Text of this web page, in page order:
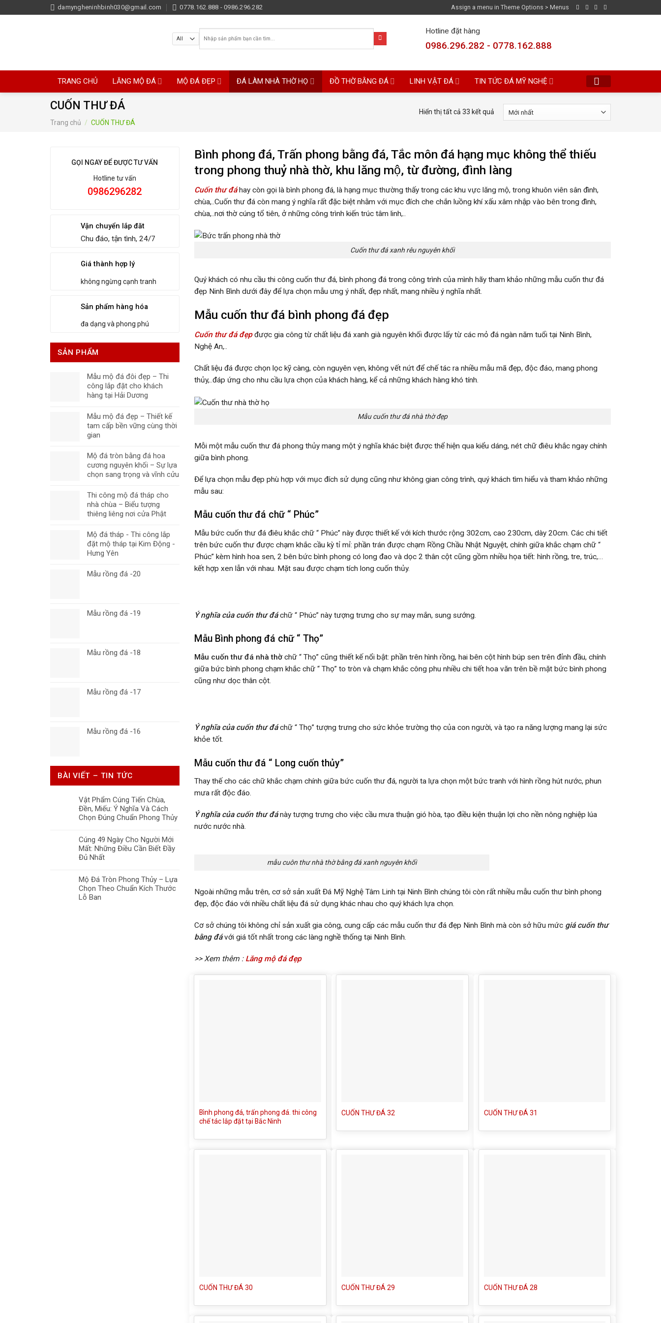
to
damyngheninhbinh030@gmail.com 0778.162.888 - 0986.296.282 Assign a menu in Theme Options > Menus
Tìm
kiếm:
Hotline đặt hàng
0986.296.282 - 0778.162.888
TRANG CHỦ LĂNG MỘ ĐÁ MỘ ĐÁ ĐẸP ĐÁ LÀM NHÀ THỜ HỌ ĐỒ THỜ BẰNG ĐÁ LINH VẬT ĐÁ TIN TỨC ĐÁ MỸ NGHỆ
CUỐN THƯ ĐÁ
Trang chủ / CUỐN THƯ ĐÁ
Hiển thị tất cả 33 kết quả
GỌI NGAY ĐỂ ĐƯỢC TƯ VẤN
Hotline tư vấn
0986296282
Vận chuyển lắp đăt
Chu đáo, tận tình, 24/7
Giá thành hợp lý
không ngừng cạnh tranh
Sản phẩm hàng hóa
đa dạng và phong phú
SẢN PHẨM
Mẫu mộ đá đôi đẹp – Thi
công lắp đặt cho khách
hàng tại Hải Dương
Mẫu mộ đá đẹp – Thiết kế
tam cấp bền vững cùng thời
gian
Mộ đá tròn bằng đá hoa
cương nguyên khối – Sự lựa
chọn sang trọng và vĩnh cửu
Thi công mộ đá tháp cho
nhà chùa – Biểu tượng
thiêng liêng nơi cửa Phật
Mộ đá tháp - Thi công lắp
đặt mộ tháp tại Kim Động -
Hưng Yên
Mẫu rồng đá -20
Mẫu rồng đá -19
Mẫu rồng đá -18
Mẫu rồng đá -17
Mẫu rồng đá -16
BÀI VIẾT – TIN TỨC
Vật Phẩm Cúng Tiến Chùa,
Đền, Miếu: Ý Nghĩa Và Cách
Chọn Đúng Chuẩn Phong Thủy
Cúng 49 Ngày Cho Người Mới
Mất: Những Điều Cần Biết Đầy
Đủ Nhất
Mộ Đá Tròn Phong Thủy – Lựa
Chọn Theo Chuẩn Kích Thước
Lỗ Ban
Bình phong đá, Trấn phong bằng đá, Tắc môn đá hạng mục không thể thiếu
trong phong thuỷ nhà thờ, khu lăng mộ, từ đường, đình làng
Cuốn thư đáhay còn gọi là bình phong đá, là hạng mục thường thấy trong các khu vực lăng mộ, trong khuôn viên sân đình,
chùa,..Cuốn thư đá còn mang ý nghĩa rất đặc biệt nhằm với mục đích che chắn luồng khí xấu xâm nhập vào bên trong đình,
chùa,..nơi thờ cúng tổ tiên, ở những công trình kiến trúc tâm linh,..
Cuốn thư đá xanh rêu nguyên khối
Quý khách có nhu cầu thi công cuốn thư đá, bình phong đá trong công trình của mình hãy tham khảo những mẫu cuốn thư đá
đẹp Ninh Bình dưới đây để lựa chọn mẫu ưng ý nhất, đẹp nhất, mang nhiều ý nghĩa nhất.
Mẫu cuốn thư đá bình phong đá đẹp
Cuốn thư đá đẹpđược gia công từ chất liệu đá xanh già nguyên khối được lấy từ các mỏ đá ngàn năm tuổi tại Ninh Bình,
Nghệ An,..
Chất liệu đá được chọn lọc kỹ càng, còn nguyên vẹn, không vết nứt để chế tác ra nhiều mẫu mã đẹp, độc đáo, mang phong
thủy,..đáp ứng cho nhu cầu lựa chọn của khách hàng, kể cả những khách hàng khó tính.
Mẫu cuốn thư đá nhà thờ đẹp
Mỗi một mẫu cuốn thư đá phong thủy mang một ý nghĩa khác biệt được thể hiện qua kiểu dáng, nét chữ điêu khắc ngay chính
giữa bình phong.
Để lựa chọn mẫu đẹp phù hợp với mục đích sử dụng cũng như không gian công trình, quý khách tìm hiểu và tham khảo những
mẫu sau:
Mẫu cuốn thư đá chữ “ Phúc”
Mẫu bức cuốn thư đá điêu khắc chữ “ Phúc” này được thiết kế với kích thước rộng 302cm, cao 230cm, dày 20cm. Các chi tiết
trên bức cuốn thư được chạm khắc cầu kỳ tỉ mỉ: phần trán được chạm Rồng Chầu Nhật Nguyệt, chính giữa khắc chạm chữ “
Phúc” kèm hình hoa sen, 2 bên bức bình phong có long đao và dọc 2 thân cột cũng gồm nhiều họa tiết: hình rồng, tre, trúc,…
kết hợp xen lẫn với nhau. Mặt sau được chạm tích long cuốn thủy.
Ý nghĩa của cuốn thư đáchữ “ Phúc” này tượng trưng cho sự may mắn, sung sướng.
Mẫu Bình phong đá chữ “ Thọ”
Mẫu cuốn thư đá nhà thờchữ “ Thọ” cũng thiết kế nổi bật: phần trên hình rồng, hai bên cột hình búp sen trên đỉnh đầu, chính
giữa bức bình phong chạm khắc chữ “ Thọ” to tròn và chạm khắc công phu nhiều chi tiết hoa văn trên bề mặt bức bình phong
cũng như dọc thân cột.
Ý nghĩa của cuốn thư đáchữ “ Thọ” tượng trưng cho sức khỏe trường thọ của con người, và tạo ra năng lượng mang lại sức
khỏe tốt.
Mẫu cuốn thư đá “ Long cuốn thủy”
Thay thế cho các chữ khắc chạm chính giữa bức cuốn thư đá, người ta lựa chọn một bức tranh với hình rồng hút nước, phun
mưa rất độc đáo.
Ý nghĩa của cuốn thư đánày tượng trưng cho việc cầu mưa thuận gió hòa, tạo điều kiện thuận lợi cho nền nông nghiệp lúa
nước nước nhà.
mẫu cuôn thư nhà thờ bằng đá xanh nguyên khối
Ngoài những mẫu trên, cơ sở sản xuất Đá Mỹ Nghệ Tâm Linh tại Ninh Bình chúng tôi còn rất nhiều mẫu cuốn thư bình phong
đẹp, độc đáo với nhiều chất liệu đá sử dụng khác nhau cho quý khách lựa chọn.
Cơ sở chúng tôi không chỉ sản xuất gia công, cung cấp các mẫu cuốn thư đá đẹp Ninh Bình mà còn sở hữu mức giá cuốn thư
bằng đávới giá tốt nhất trong các làng nghề thống tại Ninh Bình.
>> Xem thêm : Lăng mộ đá đẹp
Bình phong đá, trấn phong đá. thi công
chế tác lắp đặt tại Bắc Ninh
CUỐN THƯ ĐÁ 32 CUỐN THƯ ĐÁ 31
CUỐN THƯ ĐÁ 30 CUỐN THƯ ĐÁ 29 CUỐN THƯ ĐÁ 28